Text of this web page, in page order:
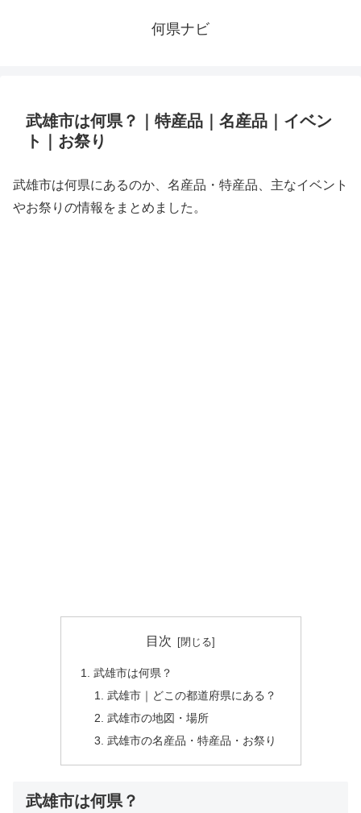
何県ナビ
武雄市は何県？｜特産品｜名産品｜イベン
ト｜お祭り
武雄市は何県にあるのか、名産品・特産品、主なイベント
やお祭りの情報をまとめました。
目次
武雄市は何県？
武雄市｜どこの都道府県にある？
武雄市の地図・場所
武雄市の名産品・特産品・お祭り
武雄市は何県？